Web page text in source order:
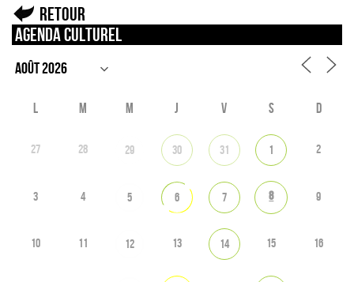
Retour
Agenda culturel
L M M J V S D
27 28 29 30 31 1 2
3 4 5 6 7 8 9
10 11 12 13 14 15 16